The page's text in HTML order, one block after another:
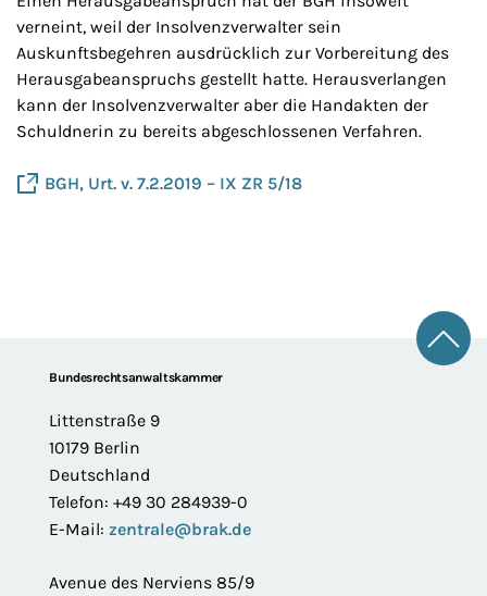
verneint, weil der Insolvenzverwalter sein
Auskunftsbegehren ausdrücklich zur Vorbereitung des
Herausgabeanspruchs gestellt hatte. Herausverlangen
kann der Insolvenzverwalter aber die Handakten der
Schuldnerin zu bereits abgeschlossenen Verfahren.
BGH, Urt. v. 7.2.2019 – IX ZR 5/18
FooterBundesrechtsanwaltskammer
Littenstraße 9
10179 Berlin
Deutschland
Telefon: +49 30 284939-0
E-Mail: zentrale@brak.de
Avenue des Nerviens 85/9